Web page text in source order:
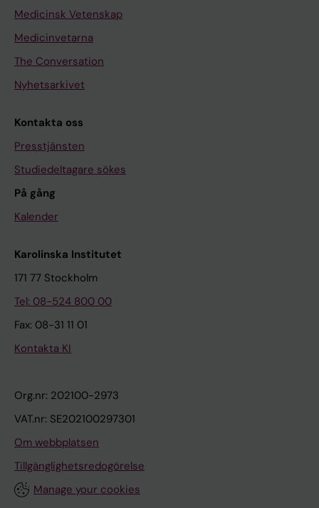
Medicinsk Vetenskap
Medicinvetarna
The Conversation
Nyhetsarkivet
Kontakta oss
Presstjänsten
Studiedeltagare sökes
På gång
Kalender
Karolinska Institutet
171 77 Stockholm
Tel: 08-524 800 00
Fax: 08-31 11 01
Kontakta KI
Org.nr: 202100-2973
VAT.nr: SE202100297301
Om webbplatsen
Tillgänglighetsredogörelse
Manage your cookies